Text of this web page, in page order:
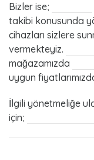
Bizler ise;
takibi konusunda
cihazları sizlere
vermekteyiz.
mağazamızda
uygun
İlgili yönetmeliğe
için;